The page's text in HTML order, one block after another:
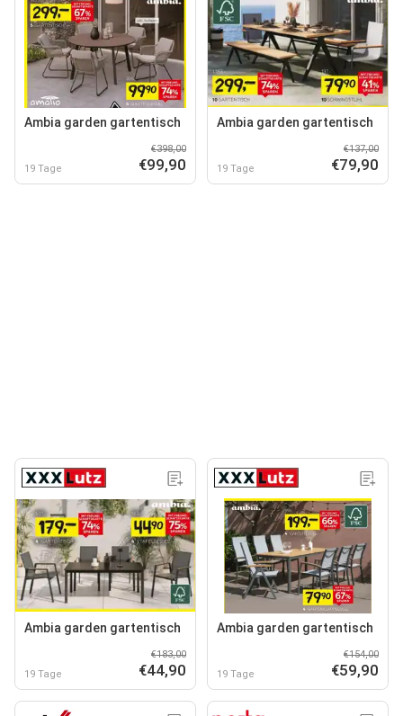
Ambia garden gartentisch
19 Tage
€398,00
€99,90
Ambia garden gartentisch
19 Tage
€137,00
€79,90
Ambia garden gartentisch
19 Tage
€183,00
€44,90
Ambia garden gartentisch
19 Tage
€154,00
€59,90